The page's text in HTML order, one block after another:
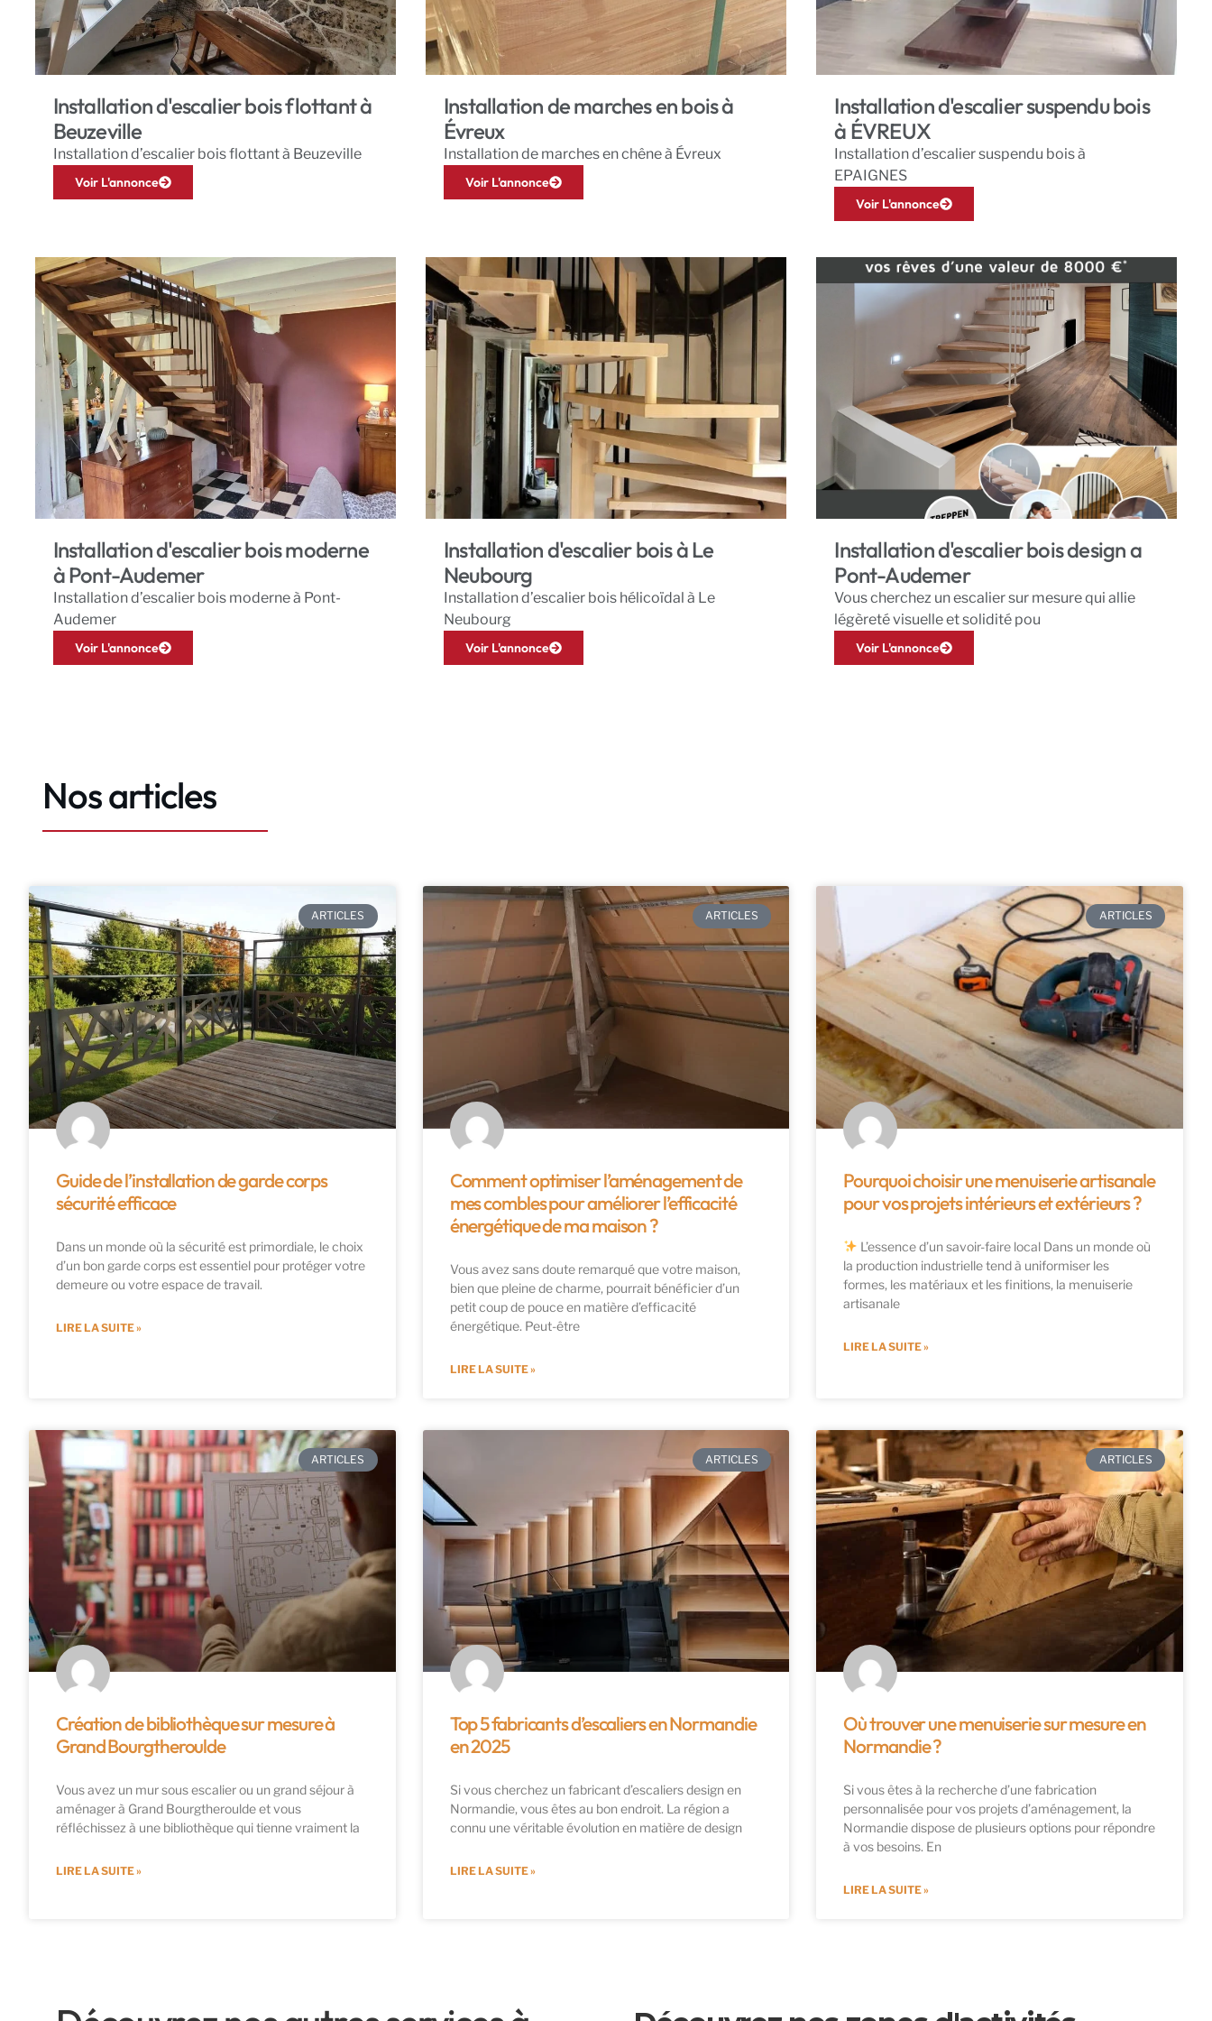
Installation d'escalier bois flottant à
Beuzeville
Installation d’escalier bois flottant à Beuzeville
Voir L'annonce
Installation de marches en bois à
Évreux
Installation de marches en chêne à Évreux
Voir L'annonce
Installation d'escalier suspendu bois
à ÉVREUX
Installation d’escalier suspendu bois à
EPAIGNES
Voir L'annonce
Installation d'escalier bois moderne
à Pont-Audemer
Installation d’escalier bois moderne à Pont-
Audemer
Voir L'annonce
Installation d'escalier bois à Le
Neubourg
Installation d’escalier bois hélicoïdal à Le
Neubourg
Voir L'annonce
Installation d'escalier bois design a
Pont-Audemer
Vous cherchez un escalier sur mesure qui allie
légèreté visuelle et solidité pou
Voir L'annonce
Nos articles
ARTICLES
Guide de l’installation de garde corps
sécurité efficace
Dans un monde où la sécurité est primordiale, le choix
d’un bon garde corps est essentiel pour protéger votre
demeure ou votre espace de travail.
LIRE LA SUITE »
ARTICLES
Comment optimiser l’aménagement de
mes combles pour améliorer l’efficacité
énergétique de ma maison ?
Vous avez sans doute remarqué que votre maison,
bien que pleine de charme, pourrait bénéficier d’un
petit coup de pouce en matière d’efficacité
énergétique. Peut-être
LIRE LA SUITE »
ARTICLES
Pourquoi choisir une menuiserie artisanale
pour vos projets intérieurs et extérieurs ?
L’essence d’un savoir-faire local Dans un monde où
la production industrielle tend à uniformiser les
formes, les matériaux et les finitions, la menuiserie
artisanale
LIRE LA SUITE »
ARTICLES
Création de bibliothèque sur mesure à
Grand Bourgtheroulde
Vous avez un mur sous escalier ou un grand séjour à
aménager à Grand Bourgtheroulde et vous
réfléchissez à une bibliothèque qui tienne vraiment la
LIRE LA SUITE »
ARTICLES
Top 5 fabricants d’escaliers en Normandie
en 2025
Si vous cherchez un fabricant d’escaliers design en
Normandie, vous êtes au bon endroit. La région a
connu une véritable évolution en matière de design
LIRE LA SUITE »
ARTICLES
Où trouver une menuiserie sur mesure en
Normandie ?
Si vous êtes à la recherche d’une fabrication
personnalisée pour vos projets d’aménagement, la
Normandie dispose de plusieurs options pour répondre
à vos besoins. En
LIRE LA SUITE »